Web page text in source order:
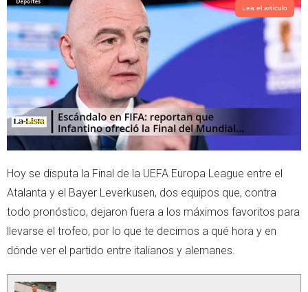
t
e
r
s
a
p
p
Lea el artículo
Hoy se disputa la Final de la UEFA Europa League entre el
Atalanta y el Bayer Leverkusen, dos equipos que, contra
todo pronóstico, dejaron fuera a los máximos favoritos para
llevarse el trofeo, por lo que te decimos a qué hora y en
dónde ver el partido entre italianos y alemanes.